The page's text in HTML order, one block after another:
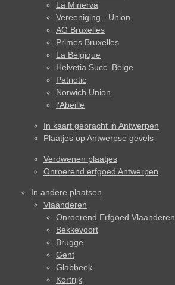
La Minerva
Vereeniging - Union
AG Bruxelles
Primes Bruxelles
La Belgique
Helvetia Succ. Belge
Patriotic
Norwich Union
l'Abeille
In kaart gebracht in Antwerpen
Plaatjes op Antwerpse gevels
Verdwenen plaatjes
Onroerend erfgoed Antwerpen
In andere plaatsen
Vlaanderen
Onroerend Erfgoed Vlaanderen
Bekkevoort
Brugge
Gent
Glabbeek
Kortrijk